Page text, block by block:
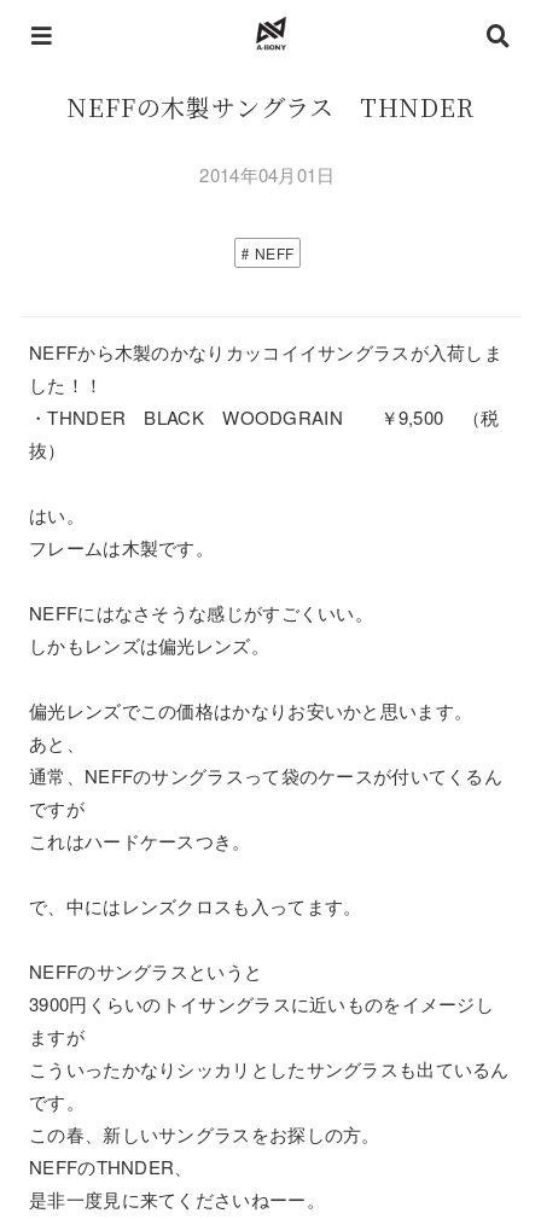
NEFFの木製サングラス THNDER
2014年04月01日
NEFF
NEFFから木製のかなりカッコイイサングラスが入荷しま
した！！
・THNDER BLACK WOODGRAIN ￥9,500 （税
抜）
はい。
フレームは木製です。
NEFFにはなさそうな感じがすごくいい。
しかもレンズは偏光レンズ。
偏光レンズでこの価格はかなりお安いかと思います。
あと、
通常、NEFFのサングラスって袋のケースが付いてくるん
ですが
これはハードケースつき。
で、中にはレンズクロスも入ってます。
NEFFのサングラスというと
3900円くらいのトイサングラスに近いものをイメージし
ますが
こういったかなりシッカリとしたサングラスも出ているん
です。
この春、新しいサングラスをお探しの方。
NEFFのTHNDER、
是非一度見に来てくださいねーー。